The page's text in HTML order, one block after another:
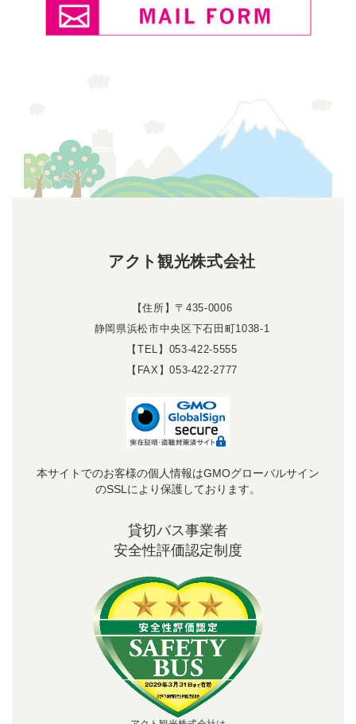
アクト観光株式会社
【住所】〒435-0006
静岡県浜松市中央区下石田町1038-1
【TEL】053-422-5555
【FAX】053-422-2777
本サイトでのお客様の個人情報はGMOグローバルサイン
のSSLにより保護しております。
貸切バス事業者
安全性評価認定制度